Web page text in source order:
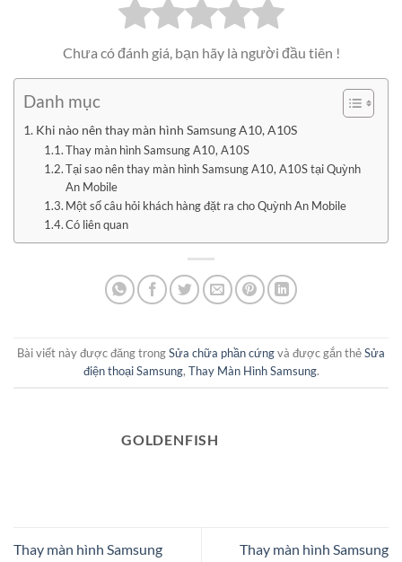
Chưa có đánh giá, bạn hãy là người đầu tiên !
Danh mục
Khi nào nên thay màn hình Samsung A10, A10S
Thay màn hình Samsung A10, A10S
Tại sao nên thay màn hình Samsung A10, A10S tại Quỳnh
An Mobile
Một số câu hỏi khách hàng đặt ra cho Quỳnh An Mobile
Có liên quan
Bài viết này được đăng trongSửa chữa phần cứngvà được gắn thẻSửa
điện thoại Samsung, Thay Màn Hình Samsung.
GOLDENFISH
Thay màn hình Samsung
Thay màn hình Samsung